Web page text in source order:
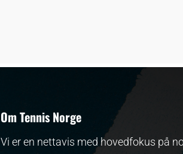
Om Tennis Norge
Vi er en nettavis med hovedfokus på